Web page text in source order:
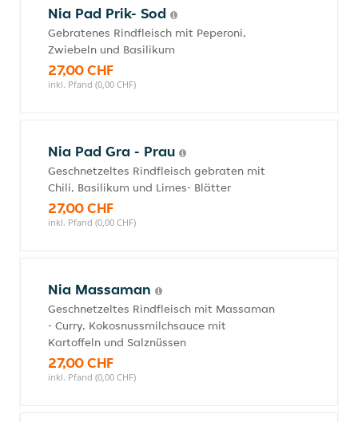
Nia Pad Prik- Sod
Gebratenes Rindfleisch mit Peperoni,
Zwiebeln und Basilikum
27,00 CHF
inkl. Pfand (0,00 CHF)
Nia Pad Gra - Prau
Geschnetzeltes Rindfleisch gebraten mit
Chili, Basilikum und Limes- Blätter
27,00 CHF
inkl. Pfand (0,00 CHF)
Nia Massaman
Geschnetzeltes Rindfleisch mit Massaman
- Curry, Kokosnussmilchsauce mit
Kartoffeln und Salznüssen
27,00 CHF
inkl. Pfand (0,00 CHF)